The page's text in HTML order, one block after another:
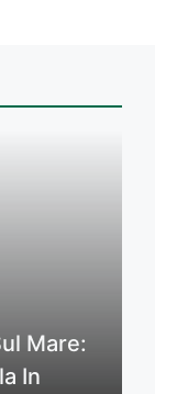
Mare:
In